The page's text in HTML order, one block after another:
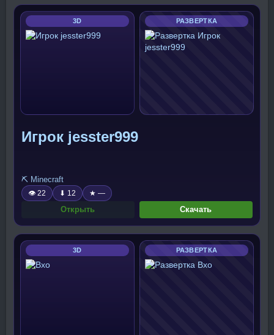
3D РАЗВЕРТКА
Игрок jesster999
⛏️ Minecraft
👁 22 ⬇ 12 ★ —
Открыть Скачать
3D РАЗВЕРТКА